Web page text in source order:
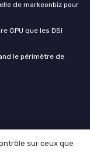
de markeonbiz pour
GPU que les DSI
le périmètre de
sur ceux que